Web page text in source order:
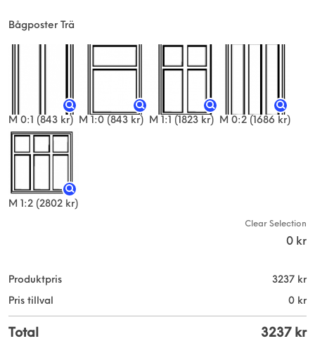
Bågposter Trä
M 0:1 (843 kr) M 1:0 (843 kr) M 1:1 (1823 kr) M 0:2 (1686 kr)
M 1:2 (2802 kr)
Clear Selection
0 kr
Produktpris 3237 kr
Pris tillval
0 kr
Total 3237 kr